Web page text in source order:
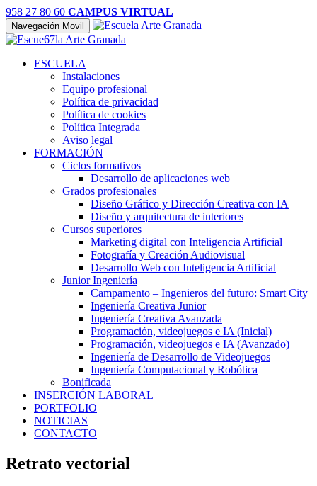
958 27 80 60 CAMPUS VIRTUAL
Navegación Movil
ESCUELA
Instalaciones
Equipo profesional
Política de privacidad
Política de cookies
Política Integrada
Aviso legal
FORMACIÓN
Ciclos formativos
Desarrollo de aplicaciones web
Grados profesionales
Diseño Gráfico y Dirección Creativa con IA
Diseño y arquitectura de interiores
Cursos superiores
Marketing digital con Inteligencia Artificial
Fotografía y Creación Audiovisual
Desarrollo Web con Inteligencia Artificial
Junior Ingeniería
Campamento – Ingenieros del futuro: Smart City
Ingeniería Creativa Junior
Ingeniería Creativa Avanzada
Programación, videojuegos e IA (Inicial)
Programación, videojuegos e IA (Avanzado)
Ingeniería de Desarrollo de Videojuegos
Ingeniería Computacional y Robótica
Bonificada
INSERCIÓN LABORAL
PORTFOLIO
NOTICIAS
CONTACTO
Retrato vectorial